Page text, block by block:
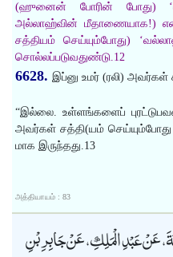
(ஹுனைன் போரின் போது)
அல்லாஹ்வின் மீதாணையாக!)
சத்தியம் செய்யும்போது)
சொல்லப்படுவதுண்டு.12
6628. இப்னு உமர் (ரலி) அவர்கள்
“இல்லை. உள்ளங்களைப்
அவர்கள் சத்தி(யம் செய்யும்போது
மாக இருந்தது.13
அத்தியாயம் : 83
عَنْ عَبْدِ الْمَلِكِ، عَنْ جَابِرِ بْنِ